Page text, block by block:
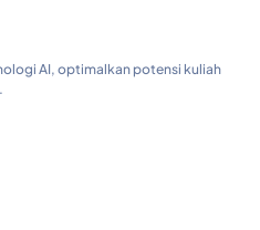
AI, optimalkan potensi kuliah